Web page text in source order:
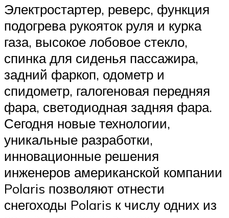
Электростартер, реверс, функция
подогрева рукояток руля и курка
газа, высокое лобовое стекло,
спинка для сиденья пассажира,
задний фаркоп, одометр и
спидометр, галогеновая передняя
фара, светодиодная задняя фара.
Сегодня новые технологии,
уникальные разработки,
инновационные решения
инженеров американской компании
Polaris позволяют отнести
снегоходы Polaris к числу одних из